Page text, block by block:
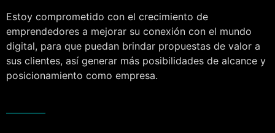
Estoy comprometido con el crecimiento de
emprendedores a mejorar su conexión con el mundo
digital, para que puedan brindar propuestas de valor a
sus clientes, así generar más posibilidades de alcance y
posicionamiento como empresa.